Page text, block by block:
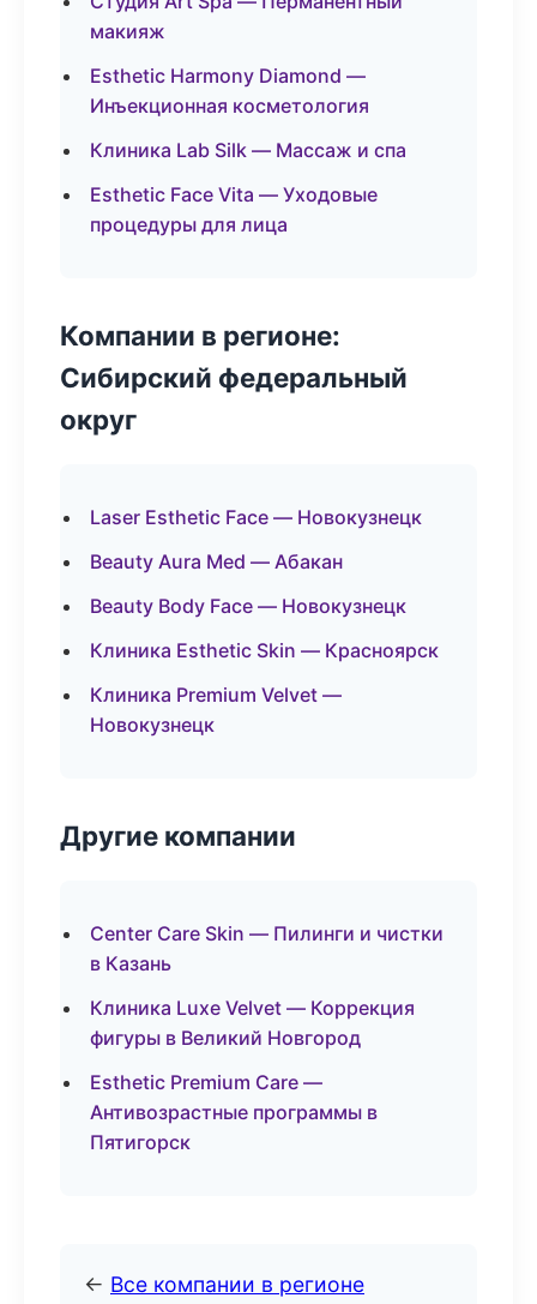
макияж
Esthetic Harmony Diamond —
Инъекционная косметология
Клиника Lab Silk — Массаж и спа
Esthetic Face Vita — Уходовые
процедуры для лица
Компании в регионе:
Сибирский федеральный
округ
Laser Esthetic Face — Новокузнецк
Beauty Aura Med — Абакан
Beauty Body Face — Новокузнецк
Клиника Esthetic Skin — Красноярск
Клиника Premium Velvet —
Новокузнецк
Другие компании
Center Care Skin — Пилинги и чистки
в Казань
Клиника Luxe Velvet — Коррекция
фигуры в Великий Новгород
Esthetic Premium Care —
Антивозрастные программы в
Пятигорск
← Все компании в регионе